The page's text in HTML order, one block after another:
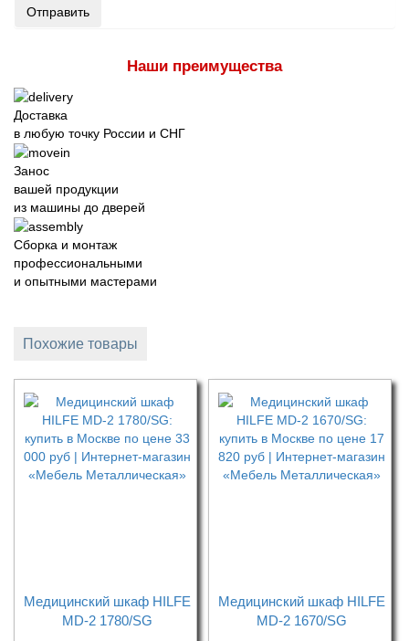
Отправить
Наши преимущества
Доставка
в любую точку России и СНГ
Занос
вашей продукции
из машины до дверей
Сборка и монтаж
профессиональными
и опытными мастерами
Похожие товары
Медицинский шкаф HILFE
MD-2 1780/SG
Медицинский шкаф HILFE
MD-2 1670/SG